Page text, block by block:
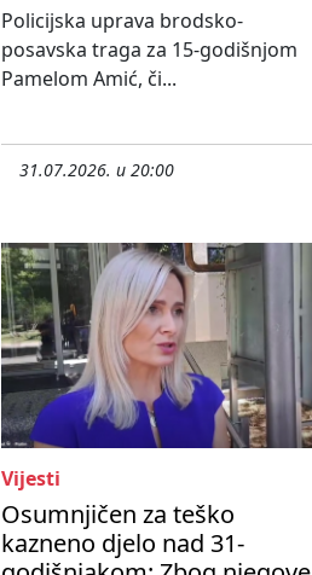
Policijska uprava brodsko-
posavska traga za 15-godišnjom
Pamelom Amić, či...
31.07.2026. u 20:00
Vijesti
Osumnjičen za teško
kazneno djelo nad 31-